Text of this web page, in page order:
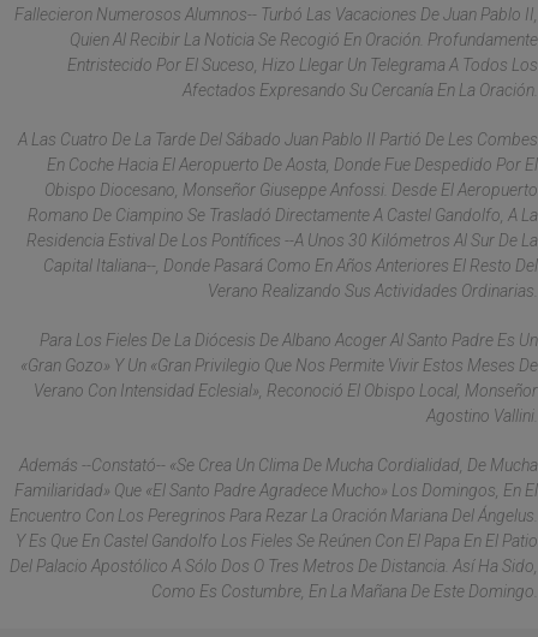
Fallecieron Numerosos Alumnos-- Turbó Las Vacaciones De Juan Pablo II,
Quien Al Recibir La Noticia Se Recogió En Oración. Profundamente
Entristecido Por El Suceso, Hizo Llegar Un Telegrama A Todos Los
Afectados Expresando Su Cercanía En La Oración.
A Las Cuatro De La Tarde Del Sábado Juan Pablo II Partió De Les Combes
En Coche Hacia El Aeropuerto De Aosta, Donde Fue Despedido Por El
Obispo Diocesano, Monseñor Giuseppe Anfossi. Desde El Aeropuerto
Romano De Ciampino Se Trasladó Directamente A Castel Gandolfo, A La
Residencia Estival De Los Pontífices --A Unos 30 Kilómetros Al Sur De La
Capital Italiana--, Donde Pasará Como En Años Anteriores El Resto Del
Verano Realizando Sus Actividades Ordinarias.
Para Los Fieles De La Diócesis De Albano Acoger Al Santo Padre Es Un
«gran Gozo» Y Un «gran Privilegio Que Nos Permite Vivir Estos Meses De
Verano Con Intensidad Eclesial», Reconoció El Obispo Local, Monseñor
Agostino Vallini.
Además --Constató-- «se Crea Un Clima De Mucha Cordialidad, De Mucha
Familiaridad» Que «el Santo Padre Agradece Mucho» Los Domingos, En El
Encuentro Con Los Peregrinos Para Rezar La Oración Mariana Del Ángelus.
Y Es Que En Castel Gandolfo Los Fieles Se Reúnen Con El Papa En El Patio
Del Palacio Apostólico A Sólo Dos O Tres Metros De Distancia. Así Ha Sido,
Como Es Costumbre, En La Mañana De Este Domingo.